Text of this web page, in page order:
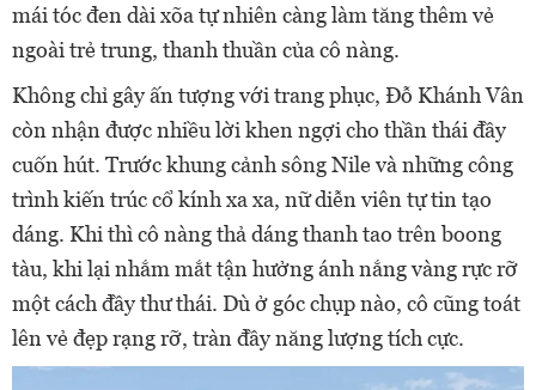
mái tóc đen dài xõa tự nhiên càng làm tăng thêm vẻ
ngoài trẻ trung, thanh thuần của cô nàng.
Không chỉ gây ấn tượng với trang phục, Đỗ Khánh Vân
còn nhận được nhiều lời khen ngợi cho thần thái đầy
cuốn hút. Trước khung cảnh sông Nile và những công
trình kiến trúc cổ kính xa xa, nữ diễn viên tự tin tạo
dáng. Khi thì cô nàng thả dáng thanh tao trên boong
tàu, khi lại nhắm mắt tận hưởng ánh nắng vàng rực rỡ
một cách đầy thư thái. Dù ở góc chụp nào, cô cũng toát
lên vẻ đẹp rạng rỡ, tràn đầy năng lượng tích cực.